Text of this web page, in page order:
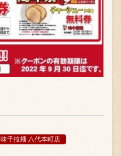
味千拉麺 八代本町店